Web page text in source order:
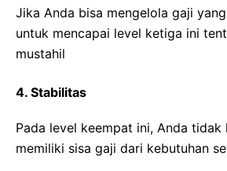
Jika Anda bisa mengelola gaji
untuk mencapai level ketiga ini
mustahil
4. Stabilitas
Pada level keempat ini, Anda tidak
memiliki sisa gaji dari kebutuhan